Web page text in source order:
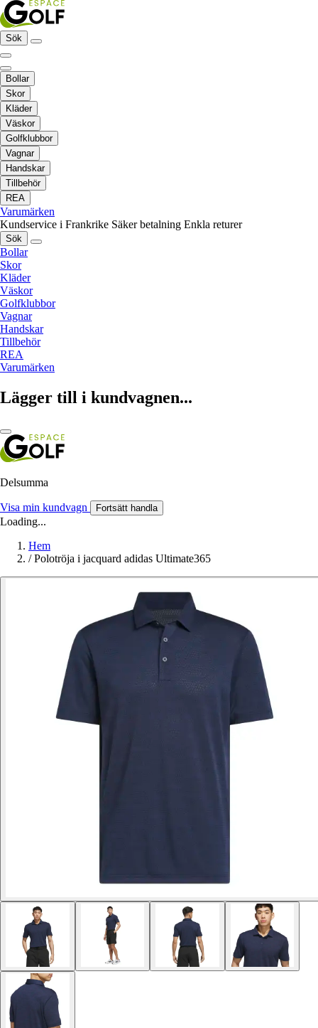
Sök
Bollar
Skor
Kläder
Väskor
Golfklubbor
Vagnar
Handskar
Tillbehör
REA
Varumärken
Kundservice i Frankrike Säker betalning Enkla returer
Sök
Bollar
Skor
Kläder
Väskor
Golfklubbor
Vagnar
Handskar
Tillbehör
REA
Varumärken
Lägger till i kundvagnen...
Delsumma
Visa min kundvagn Fortsätt handla
Loading...
Hem
/ Polotröja i jacquard adidas Ultimate365